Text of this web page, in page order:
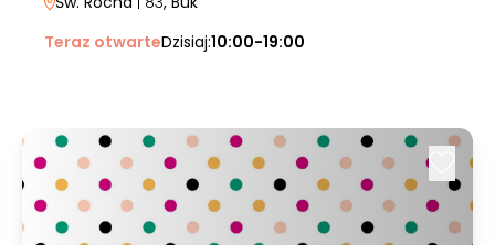
Teraz otwarteDzisiaj:10:00-19:00